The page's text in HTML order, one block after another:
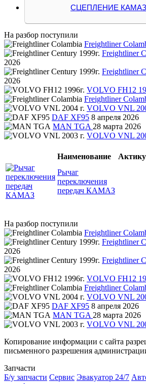
СЦЕПЛЕНИЕ КАМАЗ
На разбор поступили
Freightliner
Freightliner
2026
Freightliner
2026
VOLVO FH12
Freightliner
VOLVO VNL
DAF XF95 8 апреля 2026
MAN TGA 28 марта 2026
VOLVO VNL
Наименование
Рычаг
переключения
передач КАМАЗ
На разбор поступили
Freightliner
Freightliner
2026
Freightliner
2026
VOLVO FH12
Freightliner
VOLVO VNL
DAF XF95 8 апреля 2026
MAN TGA 28 марта 2026
VOLVO VNL
Копирование информации с сайта
письменного разрешения
Запчасти
Б/у запчасти Сервис Эвакуатор 24/7